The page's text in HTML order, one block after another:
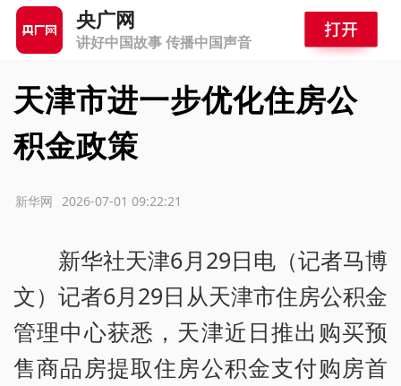
央广网
讲好中国故事 传播中国声音
天津市进一步优化住房公
积金政策
2026-07-01 09:22:21
新华网
新华社天津6月29日电（记者马博
文）记者6月29日从天津市住房公积金
管理中心获悉，天津近日推出购买预
售商品房提取住房公积金支付购房首